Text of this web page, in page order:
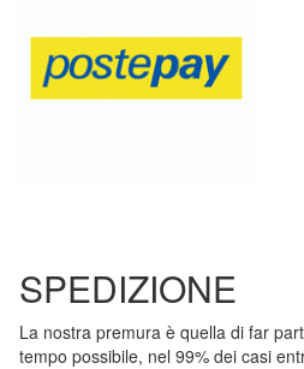
SPEDIZIONE
La nostra premura è quella di far
tempo possibile, nel 99% dei casi